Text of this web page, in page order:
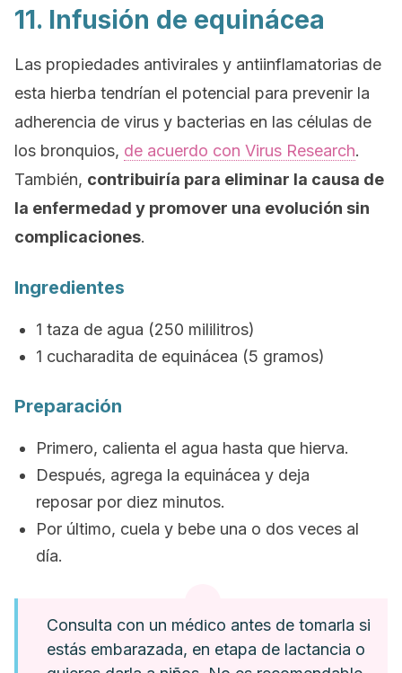
11. Infusión de equinácea
Las propiedades antivirales y antiinflamatorias de
esta hierba tendrían el potencial para prevenir la
adherencia de virus y bacterias en las células de
los bronquios, de acuerdo con Virus Research.
También, contribuiría para eliminar la causa de
la enfermedad y promover una evolución sin
complicaciones.
Ingredientes
1 taza de agua (250 mililitros)
1 cucharadita de equinácea (5 gramos)
Preparación
Primero, calienta el agua hasta que hierva.
Después, agrega la equinácea y deja
reposar por diez minutos.
Por último, cuela y bebe una o dos veces al
día.
Consulta con un médico antes de tomarla si
estás embarazada, en etapa de lactancia o